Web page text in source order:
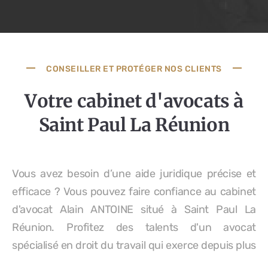
CONSEILLER ET PROTÉGER NOS CLIENTS
Votre cabinet d'avocats à
Saint Paul La Réunion
Vous avez besoin d’une aide juridique précise et
efficace ? Vous pouvez faire confiance au cabinet
d'avocat Alain ANTOINE situé à Saint Paul La
Réunion. Profitez des talents d'un avocat
spécialisé en droit du travail qui exerce depuis plus